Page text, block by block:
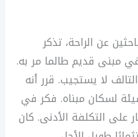
عن الراحة، تذكر
مبنى قديم طالما مر به.
لا يستجيب. قرر أنه
لسكان مبناه. فكر في
على التكلفة الأدنى. كان